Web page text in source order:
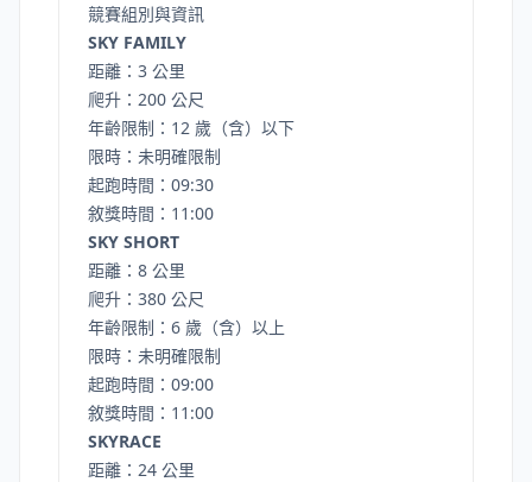
競賽組別與資訊
SKY FAMILY
距離：3 公里
爬升：200 公尺
年齡限制：12 歲（含）以下
限時：未明確限制
起跑時間：09:30
敘獎時間：11:00
SKY SHORT
距離：8 公里
爬升：380 公尺
年齡限制：6 歲（含）以上
限時：未明確限制
起跑時間：09:00
敘獎時間：11:00
SKYRACE
距離：24 公里